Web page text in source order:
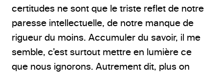
certitudes ne sont que le triste reflet de notre
paresse intellectuelle, de notre manque de
rigueur du moins. Accumuler du savoir, il me
semble, c’est surtout mettre en lumière ce
que nous ignorons. Autrement dit, plus on